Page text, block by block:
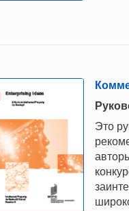
Это